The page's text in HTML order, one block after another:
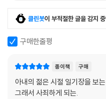
트” “흡혈귀” “개자식”(「아빠」)
보스턴대학의 생물학 교수이자
다.
“나는 그 일을 다시 해냈다./ 십
클린봇이 부적절한 글을 감지
구매한줄평
종이책 구매
아내의 젊은 시절 일기장을 보
그래서 사죄하게 되는.